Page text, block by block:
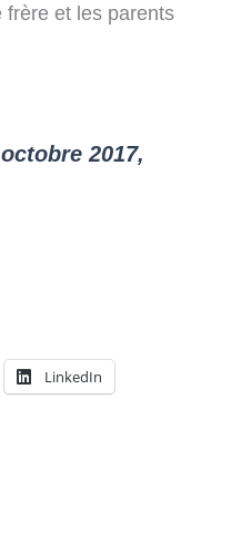
frère et les parents
2017,
LinkedIn